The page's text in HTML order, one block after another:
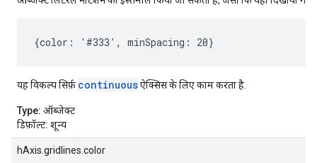
{color: '#333', minSpacing: 20}
यह विकल्प सिर्फ़ continuousऐक्सिस के लिए काम करता है.
Type: ऑब्जेक्ट
डिफ़ॉल्ट: शून्य
hAxis.gridlines.color